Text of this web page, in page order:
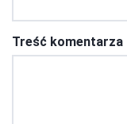
Treść komentarza